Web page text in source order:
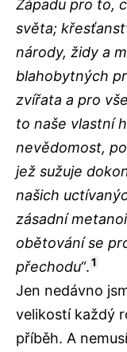
Západu pro to,
světa;
národy, židy a
blahobytných
zvířata a pro
to naše vlastní
nevědomost,
jež sužuje
našich
zásadní
obětování se
přechodu“.1
Jen nedávno
velikostí každý
příběh. A